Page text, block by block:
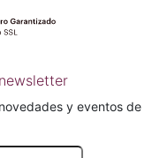
y eventos de